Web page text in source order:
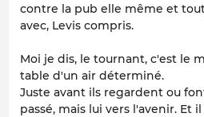
contre la pub elle même et
avec, Levis compris.
Moi je dis, le tournant, c'est le
table d'un air déterminé.
Juste avant ils regardent ou
passé, mais lui vers l'avenir. Et